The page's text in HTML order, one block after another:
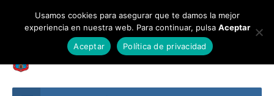
Usamos cookies para asegurar que te damos la mejor
experiencia en nuestra web. Para continuar, pulsa Aceptar
Aceptar
Política de privacidad